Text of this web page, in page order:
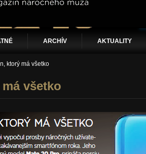
ARCHÍV AKTUALITY
ktorý má všetko
všetko